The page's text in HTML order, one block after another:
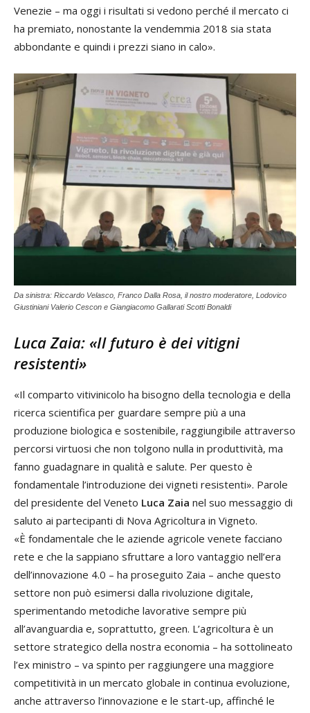
Venezie – ma oggi i risultati si vedono perché il mercato ci
ha premiato, nonostante la vendemmia 2018 sia stata
abbondante e quindi i prezzi siano in calo».
Da sinistra: Riccardo Velasco, Franco Dalla Rosa, il nostro moderatore, Lodovico
Giustiniani Valerio Cescon e Giangiacomo Gallarati Scotti Bonaldi
Luca Zaia: «Il futuro è dei vitigni
resistenti»
«Il comparto vitivinicolo ha bisogno della tecnologia e della
ricerca scientifica per guardare sempre più a una
produzione biologica e sostenibile, raggiungibile attraverso
percorsi virtuosi che non tolgono nulla in produttività, ma
fanno guadagnare in qualità e salute. Per questo è
fondamentale l’introduzione dei vigneti resistenti». Parole
del presidente del Veneto Luca Zaia nel suo messaggio di
saluto ai partecipanti di Nova Agricoltura in Vigneto.
«È fondamentale che le aziende agricole venete facciano
rete e che la sappiano sfruttare a loro vantaggio nell’era
dell’innovazione 4.0 – ha proseguito Zaia – anche questo
settore non può esimersi dalla rivoluzione digitale,
sperimentando metodiche lavorative sempre più
all’avanguardia e, soprattutto, green. L’agricoltura è un
settore strategico della nostra economia – ha sottolineato
l’ex ministro – va spinto per raggiungere una maggiore
competitività in un mercato globale in continua evoluzione,
anche attraverso l’innovazione e le start-up, affinché le